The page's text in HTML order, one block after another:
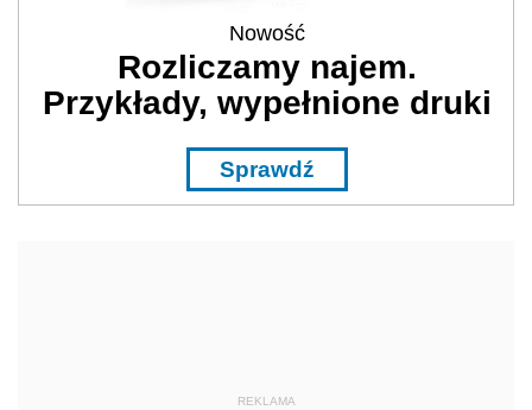
Nowość
Rozliczamy najem.
Przykłady, wypełnione druki
Sprawdź
REKLAMA